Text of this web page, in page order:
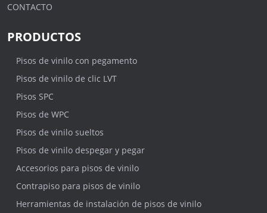
CONTACTO
PRODUCTOS
Pisos de vinilo con pegamento
Pisos de vinilo de clic LVT
Pisos SPC
Pisos de WPC
Pisos de vinilo sueltos
Pisos de vinilo despegar y pegar
Accesorios para pisos de vinilo
Contrapiso para pisos de vinilo
Herramientas de instalación de pisos de vinilo